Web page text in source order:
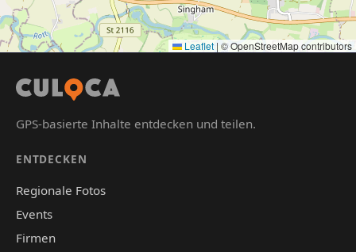
Leaflet | © OpenStreetMap contributors
GPS-basierte Inhalte entdecken und teilen.
ENTDECKEN
Regionale Fotos
Events
Firmen